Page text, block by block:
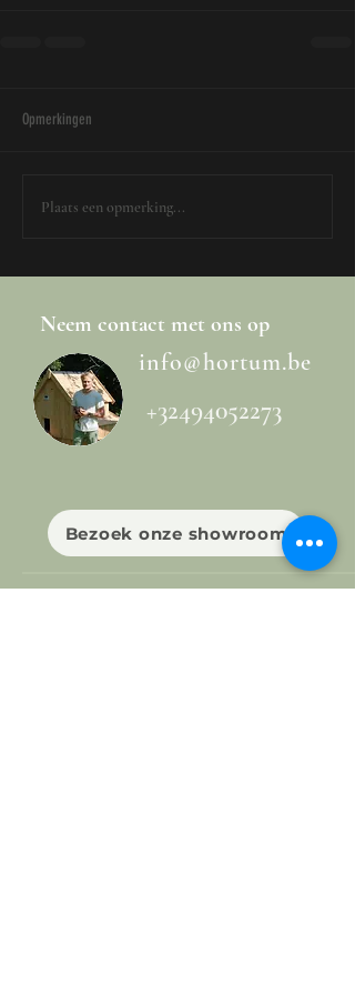
Opmerkingen
Plaats een opmerking...
Neem contact met ons op
info@hortum.be
+32494052273
Bezoek onze showroom